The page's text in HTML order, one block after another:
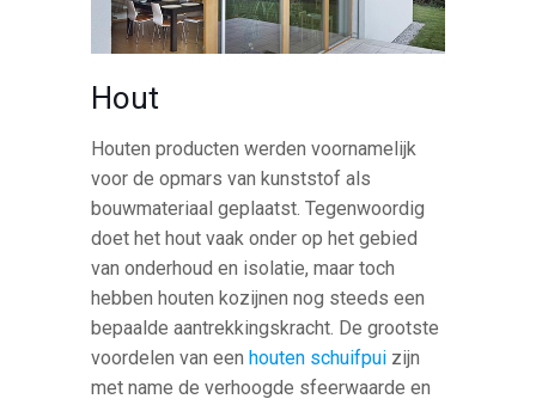
Hout
Houten producten werden voornamelijk
voor de opmars van kunststof als
bouwmateriaal geplaatst. Tegenwoordig
doet het hout vaak onder op het gebied
van onderhoud en isolatie, maar toch
hebben houten kozijnen nog steeds een
bepaalde aantrekkingskracht. De grootste
voordelen van een houten schuifpui zijn
met name de verhoogde sfeerwaarde en